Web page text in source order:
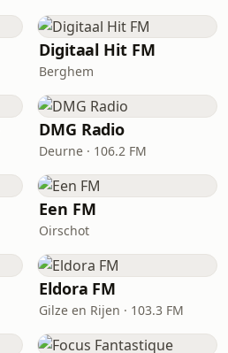
Digitaal Hit FM
Berghem
DMG Radio
Deurne · 106.2 FM
Een FM
Oirschot
Eldora FM
Gilze en Rijen · 103.3 FM